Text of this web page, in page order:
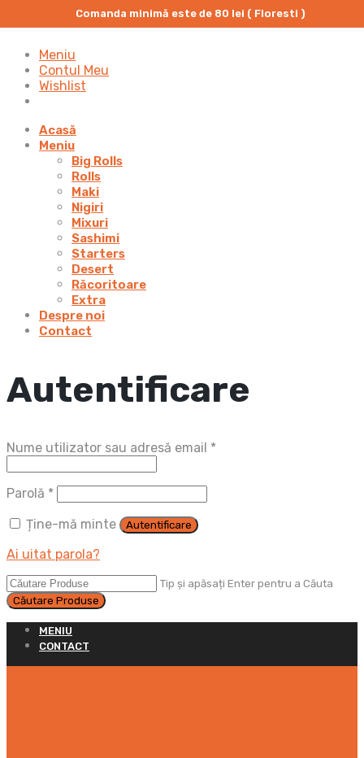
Comanda minimă este de 80 lei ( Floresti )
Meniu
Contul Meu
Wishlist
Acasă
Meniu
Big Rolls
Rolls
Maki
Nigiri
Mixuri
Sashimi
Starters
Desert
Răcoritoare
Extra
Despre noi
Contact
Autentificare
Nume utilizator sau adresă email *
Parolă *
Ține-mă minte Autentificare
Ai uitat parola?
Tip și apăsați Enter pentru a Căuta
MENIU
CONTACT